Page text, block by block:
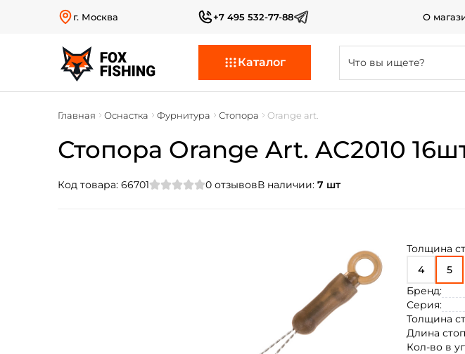
г. Москва +7 495 532-77-88 О
Каталог
Главная Оснастка Фурнитура Стопора Orange art.
Стопора Orange Art. AC2010
Код товара: 66701 0 отзывовВ наличии: 7 шт
Толщина
4
5
Бренд:
Серия:
Толщина
Длина
Кол-во в